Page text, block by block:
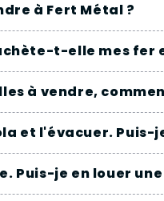
à Fert Métal ?
t-elle mes fer
à vendre,
et l'évacuer. Puis-
Puis-je en louer